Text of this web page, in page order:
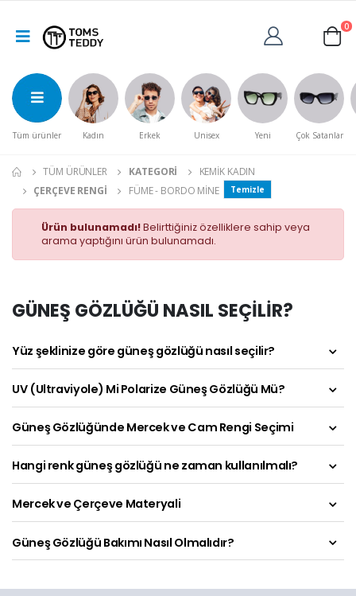
0
Tüm ürünler Kadın Erkek Unisex Yeni Çok Satanlar
TÜM ÜRÜNLER KATEGORI
KEMIK KADIN
ÇERÇEVE RENGI
FÜME - BORDO MINE Temizle
Ürün bulunamadı!Belirttiğiniz özelliklere sahip veya
arama yaptığını ürün bulunamadı.
GÜNEŞ GÖZLÜĞÜ NASIL SEÇİLİR?
Yüz şeklinize göre güneş gözlüğü nasıl seçilir?
UV (Ultraviyole) Mi Polarize Güneş Gözlüğü Mü?
Güneş Gözlüğünde Mercek ve Cam Rengi Seçimi
Hangi renk güneş gözlüğü ne zaman kullanılmalı?
Mercek ve Çerçeve Materyali
Güneş Gözlüğü Bakımı Nasıl Olmalıdır?